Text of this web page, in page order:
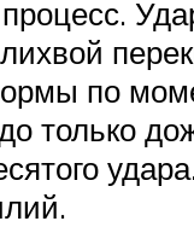
по
только